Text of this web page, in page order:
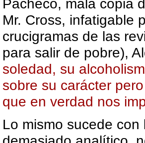
Pacheco, mala copia
Mr. Cross, infatigable
crucigramas de las
para salir de pobre),
soledad, su
sobre su carácter
que en verdad nos
Lo mismo sucede